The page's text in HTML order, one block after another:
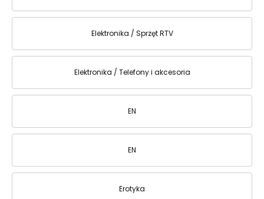
Elektronika / Sprzęt RTV
Elektronika / Telefony i akcesoria
EN
EN
Erotyka